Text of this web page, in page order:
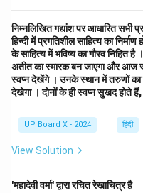
निम्नलिखित गद्यांश पर आधारित सभी
हिन्दी में प्रगतिशील साहित्य का
के साहित्य में भविष्य का गौरव निहित
अतीत का स्मारक बन जाएगा और आज
स्वप्न देखेंगे । उनके स्थान में तरुणों का
देखेगा । दोनों के ही स्वप्न सुखद होते
UP Board X - 2024 हिंदी
View Solution
'महादेवी वर्मा' द्वारा रचित रेखाचित्र है